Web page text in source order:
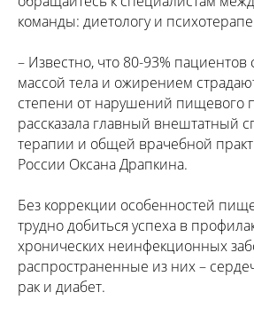
команды: диетологу и
– Известно, что 80-93% пациентов
массой тела и ожирением
степени от нарушений пищевого
рассказала главный внештатный
терапии и общей врачебной
России Оксана Драпкина.
Без коррекции особенностей
трудно добиться успеха в
хронических неинфекционных
распространенные из них –
рак и диабет.